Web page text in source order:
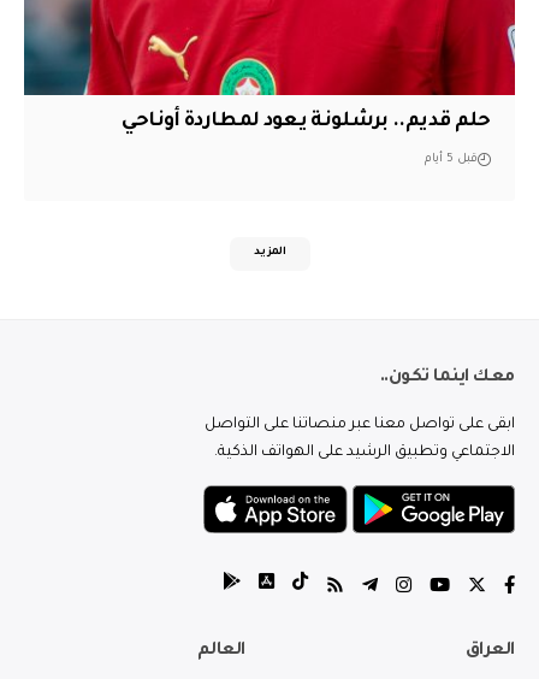
حلم قديم.. برشلونة يعود لمطاردة أوناحي
قبل 5 أيام
المزيد
معك اينما تكون..
ابقى على تواصل معنا عبر منصاتنا على التواصل
الاجتماعي وتطبيق الرشيد على الهواتف الذكية.
العراق العالم